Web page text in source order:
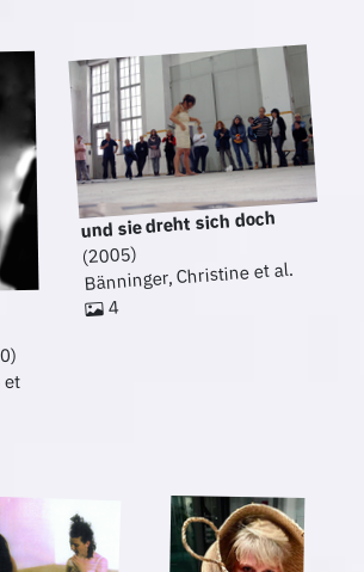
et
und sie dreht sich doch
(2005)
Bänninger, Christine et al.
4